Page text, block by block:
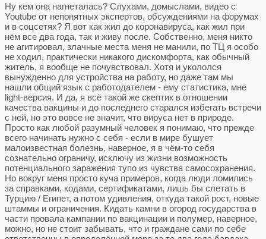
Ну кем она нагнеталась? Слухами, домыслами, видео с
Youtube от непонятных экспертов, обсуждениями на форумах
и в соцсетях? Я вот как жил до коронавируса, как жил при
нём все два года, так и живу после. Собственно, меня никто
не агитировал, злачные места меня не манили, по ТЦ я особо
не ходил, практически никакого дискомфорта, как обычный
житель, я вообще не почувствовал. Хотя и укололся
вынужденно для устройства на работу, но даже там мы
нашли общий язык с работодателем - ему статистика, мне
light-версия. И да, я всё такой же скептик в отношении
качества вакцины и до последнего старался избегать встречи
с ней, но это вовсе не значит, что вируса нет в природе.
Просто как любой разумный человек я понимаю, что прежде
всего начинать нужно с себя - если в мире бушует
малоизвестная болезнь, наверное, я в чём-то себя
сознательно ограничу, исключу из жизни возможность
потенциального заражения тупо из чувства самосохранения.
Но вокруг меня просто куча примеров, когда люди ломились
за справками, кодами, сертификатами, лишь бы слетать в
Турцию / Египет, а потом удивления, откуда такой рост, новые
штаммы и ограничения. Кидать камни в огород государства в
части провала кампании по вакцинации и полумер, наверное,
можно, но не стоит забывать, что и граждане сами по себе